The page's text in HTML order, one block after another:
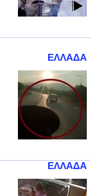
ΕΛΛΑΔΑ
ΕΛΛΑΔΑ